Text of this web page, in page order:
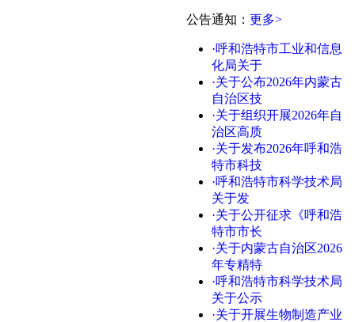
公告通知 ： 更多>
·呼和浩特市工业和信息
化局关于
·关于公布2026年内蒙古
自治区技
·关于组织开展2026年自
治区高质
·关于发布2026年呼和浩
特市科技
·呼和浩特市科学技术局
关于发
·关于公开征求《呼和浩
特市市长
·关于内蒙古自治区2026
年专精特
·呼和浩特市科学技术局
关于公示
·关于开展生物制造产业